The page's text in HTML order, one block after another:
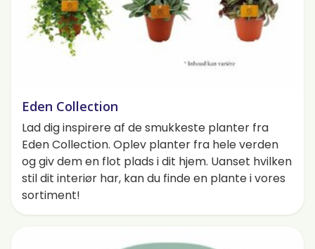
Eden Collection
Lad dig inspirere af de smukkeste planter fra
Eden Collection. Oplev planter fra hele verden
og giv dem en flot plads i dit hjem. Uanset hvilken
stil dit interiør har, kan du finde en plante i vores
sortiment!